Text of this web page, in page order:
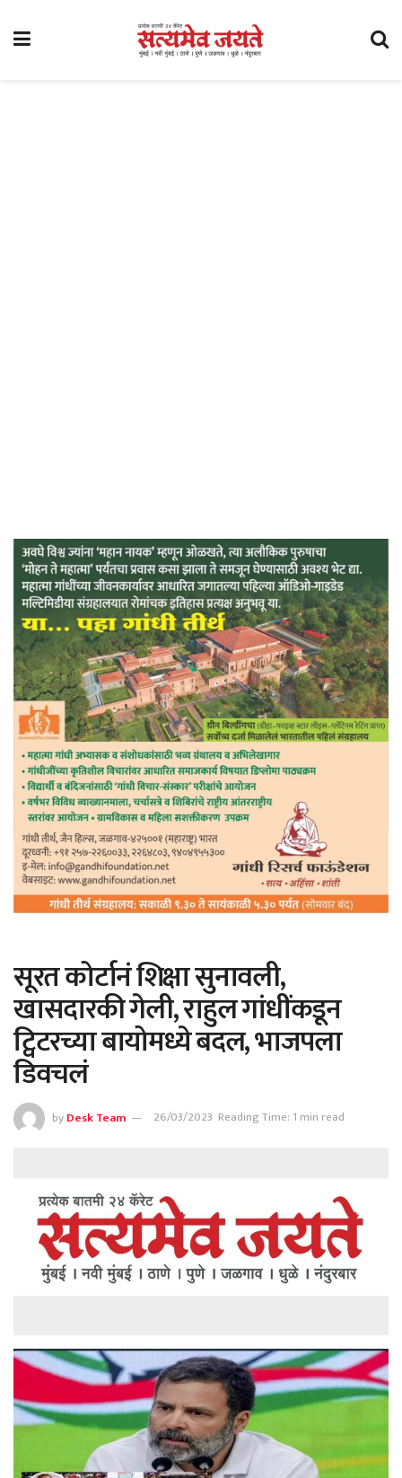
सूरत कोर्टानं शिक्षा सुनावली,
खासदारकी गेली, राहुल गांधींकडून
ट्विटरच्या बायोमध्ये बदल, भाजपला
डिवचलं
byDesk Team 26/03/2023 Reading Time: 1 min read